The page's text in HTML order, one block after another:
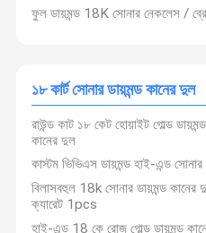
ফুল ডায়মন্ড 18K সোনার নেকলেস /
১৮ কার্ট সোনার ডায়মন্ড কানের দুল
রাউন্ড কাট ১৮ কেট হোয়াইট গোল্ড
কানের দুল
কাস্টম ভিভিএস ডায়মন্ড হাই-এন্ড
বিলাসবহুল 18k সোনার ডায়মন্ড
ক্যারেট 1pcs
হাই-এন্ড 18 কে রোজ গোল্ড ডায়মন্ড